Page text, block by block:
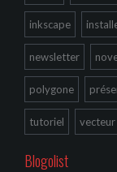
inkscape
newsletter
polygone
tutoriel vecteur
Blogolist